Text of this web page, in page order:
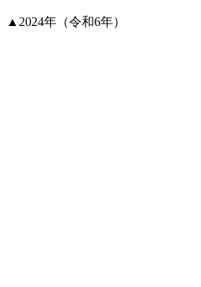
▲ 2024年（令和6年）